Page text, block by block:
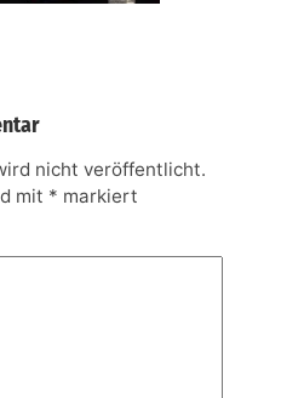
nicht veröffentlicht.
mit * markiert